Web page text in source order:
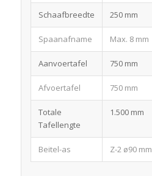
Schaafbreedte 250 mm
Spaanafname Max. 8 mm
Aanvoertafel 750 mm
Afvoertafel 750 mm
Totale
Tafellengte
1.500 mm
Beitel-as Z-2 ø90 mm